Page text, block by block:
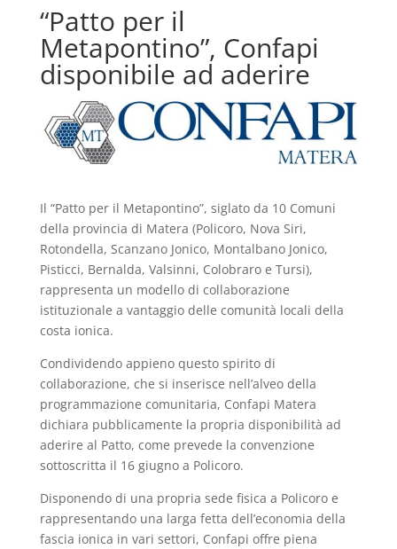
“Patto per il
Metapontino”, Confapi
disponibile ad aderire
Il “Patto per il Metapontino”, siglato da 10 Comuni
della provincia di Matera (Policoro, Nova Siri,
Rotondella, Scanzano Jonico, Montalbano Jonico,
Pisticci, Bernalda, Valsinni, Colobraro e Tursi),
rappresenta un modello di collaborazione
istituzionale a vantaggio delle comunità locali della
costa ionica.
Condividendo appieno questo spirito di
collaborazione, che si inserisce nell’alveo della
programmazione comunitaria, Confapi Matera
dichiara pubblicamente la propria disponibilità ad
aderire al Patto, come prevede la convenzione
sottoscritta il 16 giugno a Policoro.
Disponendo di una propria sede fisica a Policoro e
rappresentando una larga fetta dell’economia della
fascia ionica in vari settori, Confapi offre piena